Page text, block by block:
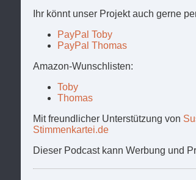
Ihr könnt unser Projekt auch gerne
PayPal Toby
PayPal Thomas
Amazon-Wunschlisten:
Toby
Thomas
Mit freundlicher Unterstützung von
Stimmenkartei.de
Dieser Podcast kann Werbung und